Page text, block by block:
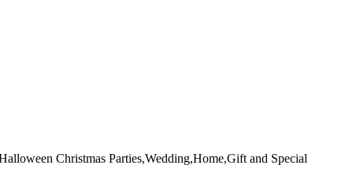
Christmas Parties,Wedding,Home,Gift and Special